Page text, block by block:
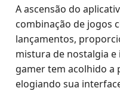
A ascensão do
combinação de jogos
lançamentos,
mistura de nostalgia e
gamer tem acolhido a
elogiando sua